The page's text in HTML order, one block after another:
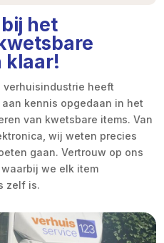
het
klaar!
verhuisindustrie heeft
kennis opgedaan in het
van kwetsbare items. Van
wij weten precies
gaan. Vertrouw op ons
we elk item
zelf is.